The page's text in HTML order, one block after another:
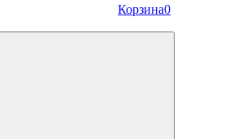
Корзина0